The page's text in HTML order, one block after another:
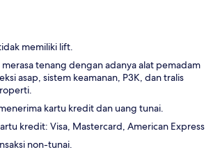
memiliki lift.
tenang dengan adanya alat pemadam
asap, sistem keamanan, P3K, dan tralis
kartu kredit dan uang tunai.
kredit: Visa, Mastercard, American Express
non-tunai.